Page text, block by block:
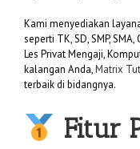
Kami menyediakan
seperti TK, SD, SMP,
Les Privat Mengaji,
kalangan Anda,Matrix
terbaik di bidangnya.
Fitur